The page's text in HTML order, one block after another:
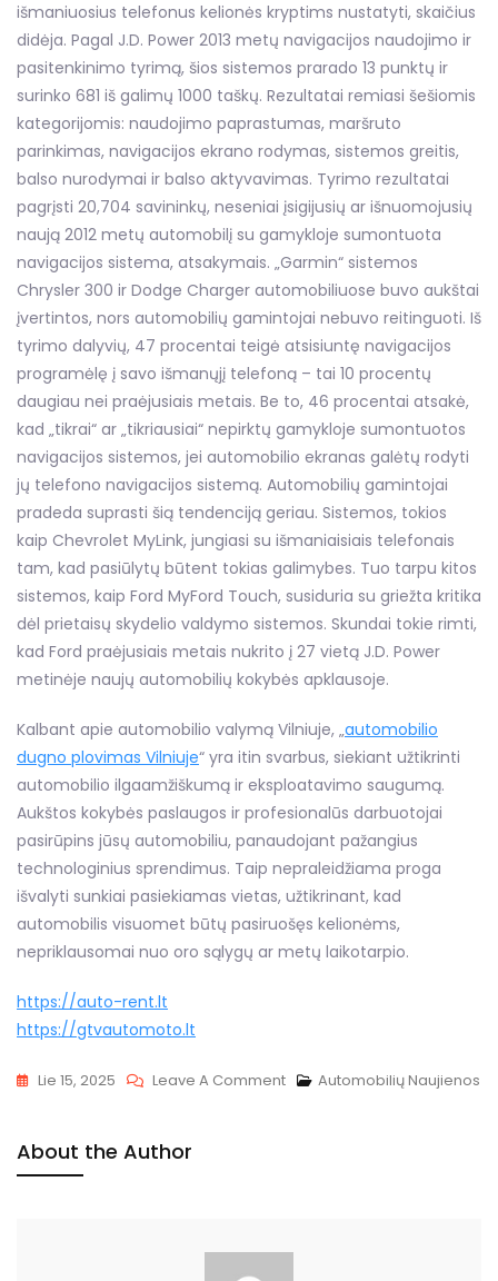
išmaniuosius telefonus kelionės kryptims nustatyti, skaičius
didėja. Pagal J.D. Power 2013 metų navigacijos naudojimo ir
pasitenkinimo tyrimą, šios sistemos prarado 13 punktų ir
surinko 681 iš galimų 1000 taškų. Rezultatai remiasi šešiomis
kategorijomis: naudojimo paprastumas, maršruto
parinkimas, navigacijos ekrano rodymas, sistemos greitis,
balso nurodymai ir balso aktyvavimas. Tyrimo rezultatai
pagrįsti 20,704 savininkų, neseniai įsigijusių ar išnuomojusių
naują 2012 metų automobilį su gamykloje sumontuota
navigacijos sistema, atsakymais. „Garmin“ sistemos
Chrysler 300 ir Dodge Charger automobiliuose buvo aukštai
įvertintos, nors automobilių gamintojai nebuvo reitinguoti. Iš
tyrimo dalyvių, 47 procentai teigė atsisiuntę navigacijos
programėlę į savo išmanųjį telefoną – tai 10 procentų
daugiau nei praėjusiais metais. Be to, 46 procentai atsakė,
kad „tikrai“ ar „tikriausiai“ nepirktų gamykloje sumontuotos
navigacijos sistemos, jei automobilio ekranas galėtų rodyti
jų telefono navigacijos sistemą. Automobilių gamintojai
pradeda suprasti šią tendenciją geriau. Sistemos, tokios
kaip Chevrolet MyLink, jungiasi su išmaniaisiais telefonais
tam, kad pasiūlytų būtent tokias galimybes. Tuo tarpu kitos
sistemos, kaip Ford MyFord Touch, susiduria su griežta kritika
dėl prietaisų skydelio valdymo sistemos. Skundai tokie rimti,
kad Ford praėjusiais metais nukrito į 27 vietą J.D. Power
metinėje naujų automobilių kokybės apklausoje.
Kalbant apie automobilio valymą Vilniuje, „automobilio
dugno plovimas Vilniuje“ yra itin svarbus, siekiant užtikrinti
automobilio ilgaamžiškumą ir eksploatavimo saugumą.
Aukštos kokybės paslaugos ir profesionalūs darbuotojai
pasirūpins jūsų automobiliu, panaudojant pažangius
technologinius sprendimus. Taip nepraleidžiama proga
išvalyti sunkiai pasiekiamas vietas, užtikrinant, kad
automobilis visuomet būtų pasiruošęs kelionėms,
nepriklausomai nuo oro sąlygų ar metų laikotarpio.
https://auto-rent.lt
https://gtvautomoto.lt
Lie 15, 2025 Leave A CommentOn
Navigacijos
Automobilių Naujienos
About the Author